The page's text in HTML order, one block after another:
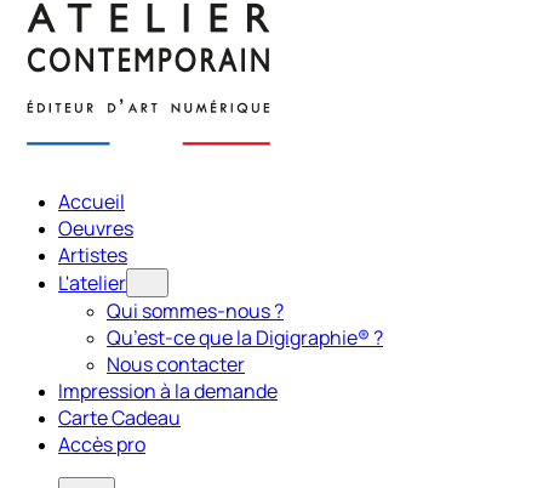
Accueil
Oeuvres
Artistes
L'atelier
Qui sommes-nous ?
Qu’est-ce que la Digigraphie® ?
Nous contacter
Impression à la demande
Carte Cadeau
Accès pro